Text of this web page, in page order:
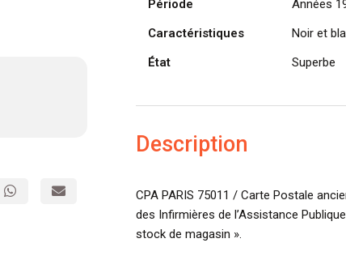
Période
Années
Caractéristiques
Noir et
État
Superbe
Description
CPA PARIS 75011 / Carte Postale
des Infirmières de l’Assistance
stock de magasin ».